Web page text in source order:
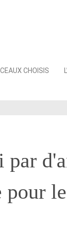
CHOISIS
par